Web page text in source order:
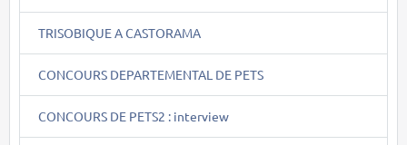
TRISOBIQUE A CASTORAMA
CONCOURS DEPARTEMENTAL DE PETS
CONCOURS DE PETS2 : interview